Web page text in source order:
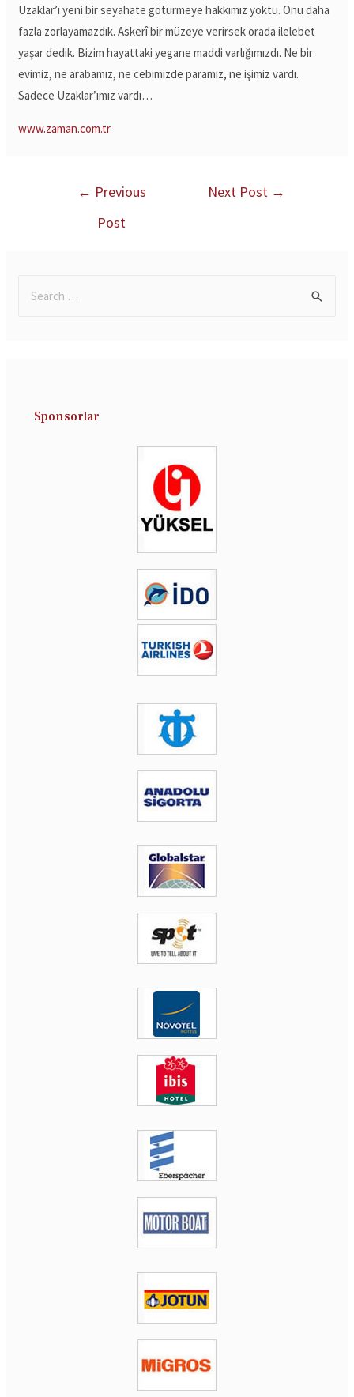
Uzaklar’ı yeni bir seyahate götürmeye hakkımız yoktu. Onu daha
fazla zorlayamazdık. Askerî bir müzeye verirsek orada ilelebet
yaşar dedik. Bizim hayattaki yegane maddi varlığımızdı. Ne bir
evimiz, ne arabamız, ne cebimizde paramız, ne işimiz vardı.
Sadece Uzaklar’ımız vardı…
www.zaman.com.tr
← Previous
Post
Next Post →
Sponsorlar